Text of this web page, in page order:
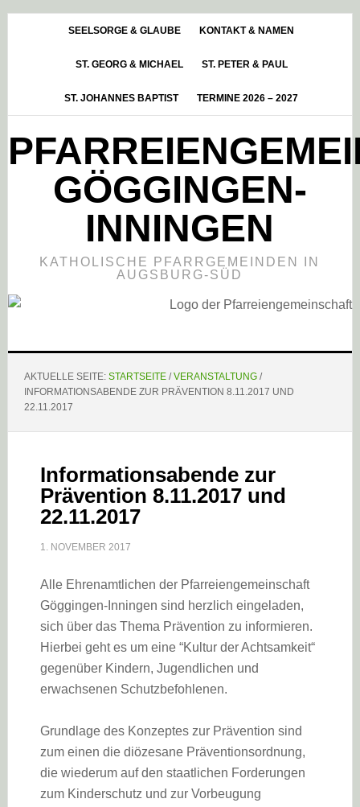
HauptsidebarSEELSORGE & GLAUBE KONTAKT & NAMEN
ST. GEORG & MICHAEL ST. PETER & PAUL
ST. JOHANNES BAPTIST TERMINE 2026 – 2027
GÖGGINGEN-
INNINGEN
KATHOLISCHE PFARRGEMEINDEN IN
AUGSBURG-SÜD
AKTUELLE SEITE: STARTSEITE / VERANSTALTUNG /
INFORMATIONSABENDE ZUR PRÄVENTION 8.11.2017 UND
22.11.2017
Informationsabende zur
Prävention 8.11.2017 und
22.11.2017
1. NOVEMBER 2017
Alle Ehrenamtlichen der Pfarreiengemeinschaft
Göggingen-Inningen sind herzlich eingeladen,
sich über das Thema Prävention zu informieren.
Hierbei geht es um eine “Kultur der Achtsamkeit“
gegenüber Kindern, Jugendlichen und
erwachsenen Schutzbefohlenen.
Grundlage des Konzeptes zur Prävention sind
zum einen die diözesane Präventionsordnung,
die wiederum auf den staatlichen Forderungen
zum Kinderschutz und zur Vorbeugung